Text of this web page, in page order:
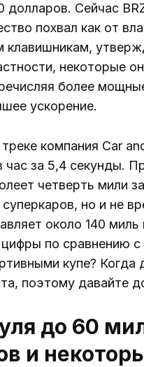
долларов. Сейчас
похвал как от
клавишникам,
некоторые
более
ускорение.
компания Car
час за 5,4 секунды.
четверть мили
но и не
около 140
по сравнению
купе? Когда
поэтому давайте
до 60
и